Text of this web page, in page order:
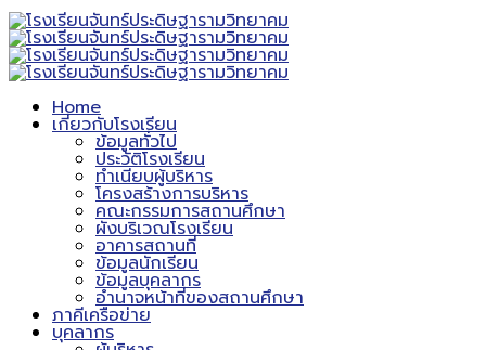
Home
เกี่ยวกับโรงเรียน
ข้อมูลทั่วไป
ประวัติโรงเรียน
ทำเนียบผู้บริหาร
โครงสร้างการบริหาร
คณะกรรมการสถานศึกษา
ผังบริเวณโรงเรียน
อาคารสถานที่
ข้อมูลนักเรียน
ข้อมูลบุคลากร
อำนาจหน้าที่ของสถานศึกษา
ภาคีเครือข่าย
บุคลากร